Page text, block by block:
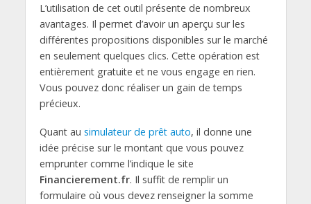
L’utilisation de cet outil présente de nombreux
avantages. Il permet d’avoir un aperçu sur les
différentes propositions disponibles sur le marché
en seulement quelques clics. Cette opération est
entièrement gratuite et ne vous engage en rien.
Vous pouvez donc réaliser un gain de temps
précieux.
Quant au simulateur de prêt auto, il donne une
idée précise sur le montant que vous pouvez
emprunter comme l’indique le site
Financierement.fr. Il suffit de remplir un
formulaire où vous devez renseigner la somme